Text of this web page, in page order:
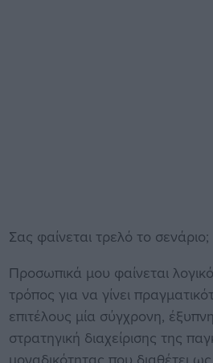
Σας φαίνεται τρελό το σενάριο;
Προσωπικά μου φαίνεται
τρόπος για να γίνει
επιτέλους μία σύγχρονη,
στρατηγική διαχείρισης της